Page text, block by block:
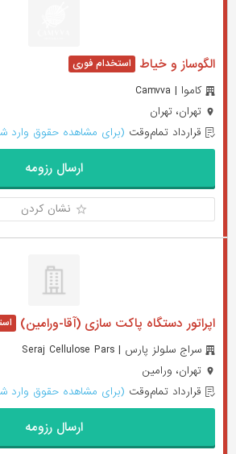
الگوساز و خیاط
کاموا | Camvva
تهران، تهران
قرارداد تمام‌وقت (برای مشاهده حقوق وارد
ارسال رزومه
نشان کردن
اپراتور دستگاه پاکت سازی (آقا-ورامین)
سراج سلولز پارس | Seraj Cellulose Pars
تهران، ورامین
قرارداد تمام‌وقت (برای مشاهده حقوق وارد
ارسال رزومه